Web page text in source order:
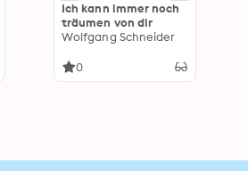
Ich kann immer noch
träumen von dir
Wolfgang Schneider
0